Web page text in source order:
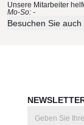
Unsere Mitarbeiter
Mo-So: -
Besuchen Sie